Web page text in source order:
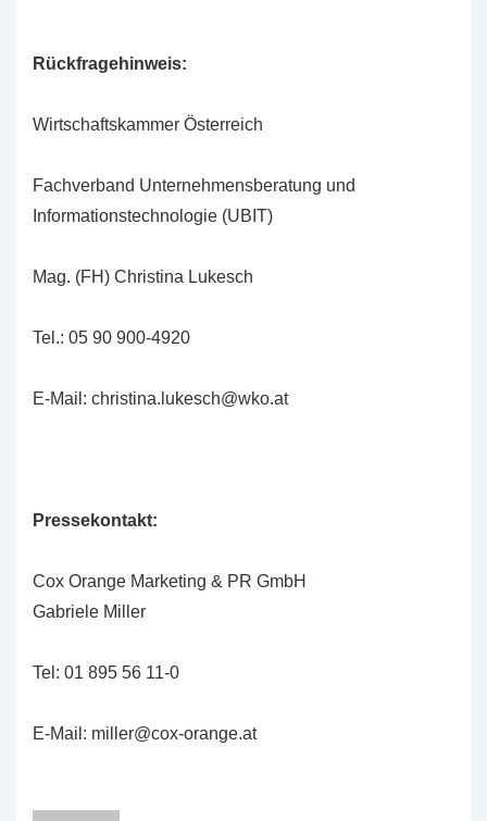
Rückfragehinweis:
Wirtschaftskammer Österreich
Fachverband Unternehmensberatung und
Informationstechnologie (UBIT)
Mag. (FH) Christina Lukesch
Tel.: 05 90 900-4920
E-Mail: christina.lukesch@wko.at
Pressekontakt:
Cox Orange Marketing & PR GmbH
Gabriele Miller
Tel: 01 895 56 11-0
E-Mail: miller@cox-orange.at